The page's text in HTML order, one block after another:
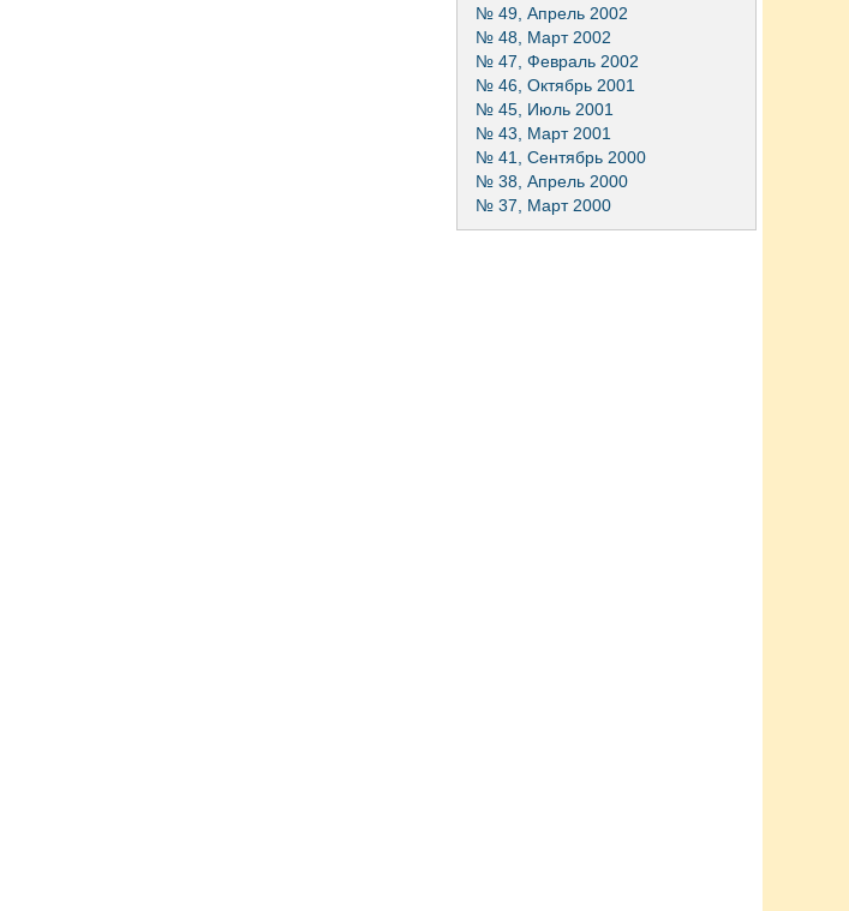
№ 49, Апрель 2002
№ 48, Март 2002
№ 47, Февраль 2002
№ 46, Октябрь 2001
№ 45, Июль 2001
№ 43, Март 2001
№ 41, Сентябрь 2000
№ 38, Апрель 2000
№ 37, Март 2000